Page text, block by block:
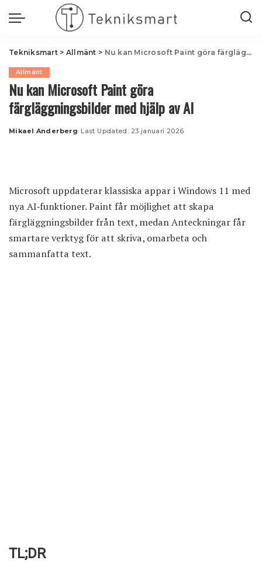
Tekniksmart> Allmänt > Nu kan Microsoft Paint göra färgläggningsbilder med hjälp av AI
Allmänt
Nu kan Microsoft Paint göra
färgläggningsbilder med hjälp av AI
Posted
Mikael Anderberg Last Updated: 23 januari 2026
Microsoft uppdaterar klassiska appar i Windows 11 med
nya AI‑funktioner. Paint får möjlighet att skapa
färgläggningsbilder från text, medan Anteckningar får
smartare verktyg för att skriva, omarbeta och
sammanfatta text.
TL;DR